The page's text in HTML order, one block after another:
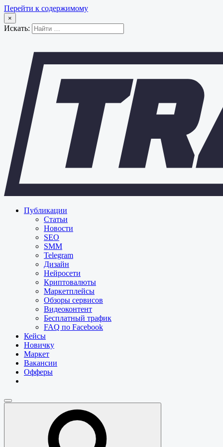
Перейти к содержимому
×
Искать:
Публикации
Статьи
Новости
SEO
SMM
Telegram
Дизайн
Нейросети
Криптовалюты
Маркетплейсы
Обзоры сервисов
Видеоконтент
Бесплатный трафик
FAQ по Facebook
Кейсы
Новичку
Маркет
Вакансии
Офферы